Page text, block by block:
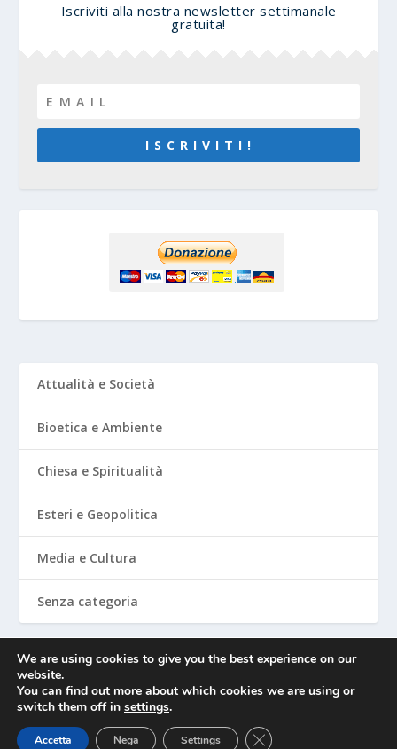
Iscriviti alla nostra newsletter settimanale
gratuita!
I S C R I V I T I !
Attualità e Società
Bioetica e Ambiente
Chiesa e Spiritualità
Esteri e Geopolitica
Media e Cultura
Senza categoria
Mediafighter
We are using cookies to give you the best experience on our
website.
You can find out more about which cookies we are using or
switch them off in settings.
Accetta Nega Settings CLOSE GDPR COOKIE